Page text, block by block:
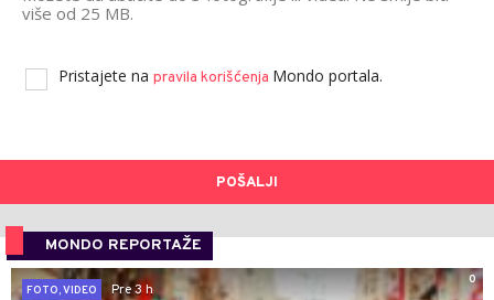
više od 25 MB.
Pristajete na pravila korišćenja Mondo portala.
POŠALJI
MONDO REPORTAŽE
0
FOTO, VIDEO
Pre 3 h